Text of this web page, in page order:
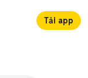
Tải app